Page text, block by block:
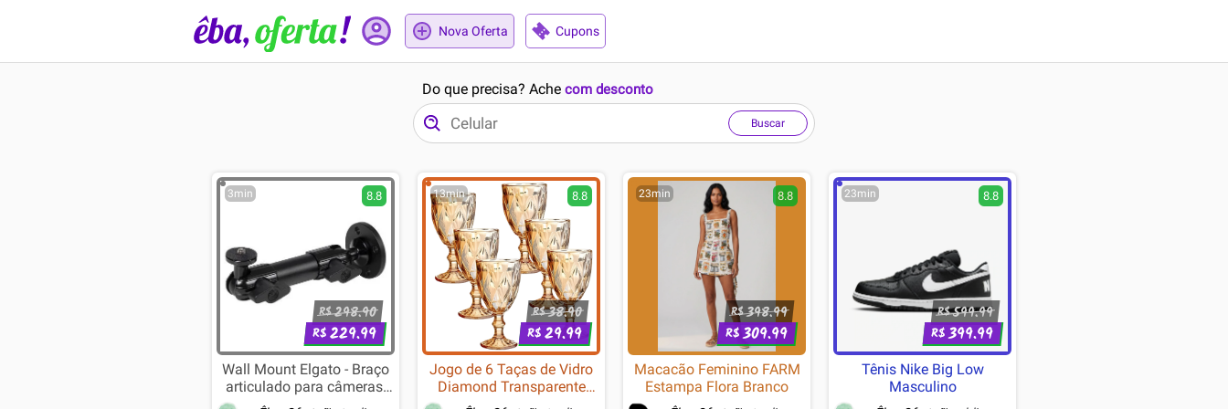
Nova Oferta Cupons
Do que precisa? Ache com desconto
Buscar
3min 8.8
R$298.90
R$229.99
Wall Mount Elgato - Braço
articulado para câmeras,
luzes e outros
13min 8.8
R$38.90
R$29.99
Jogo de 6 Taças de Vidro
Diamond Transparente
Ambar Furta Cor Verde Azul
23min 8.8
R$398.99
R$309.99
Macacão Feminino FARM
Estampa Flora Branco
23min 8.8
R$599.99
R$399.99
Tênis Nike Big Low
Masculino